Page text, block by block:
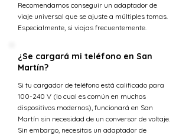
Recomendamos conseguir un adaptador de
viaje universal que se ajuste a múltiples tomas.
Especialmente, si viajas frecuentemente.
¿Se cargará mi teléfono en San
Martín?
Si tu cargador de teléfono está calificado para
100-240 V (lo cual es común en muchos
dispositivos modernos), funcionará en San
Martín sin necesidad de un conversor de voltaje.
Sin embargo, necesitas un adaptador de